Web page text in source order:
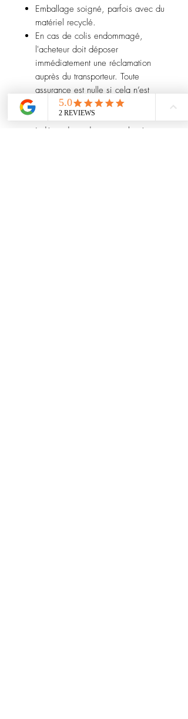
Emballage soigné, parfois avec du
matériel recyclé.
En cas de colis endommagé,
l'acheteur doit déposer
immédiatement une réclamation
auprès du transporteur. Toute
assurance est nulle si cela n’est
pas fait à la livraison.
Les délais de douane sont
indépendants de notre volonté.